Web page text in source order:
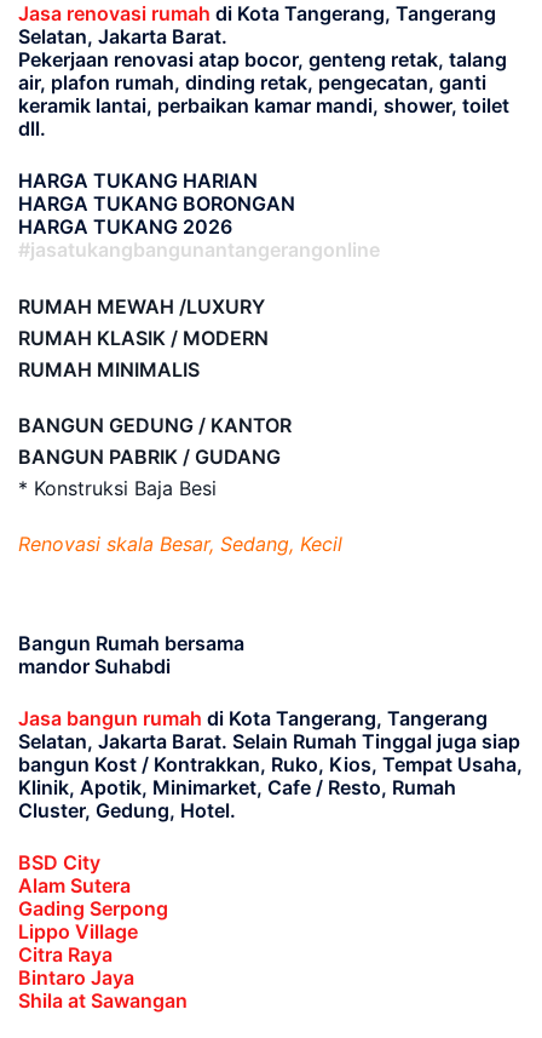
Jasa renovasi rumah di Kota Tangerang, Tangerang
Selatan, Jakarta Barat.
Pekerjaan renovasi atap bocor, genteng retak, talang
air, plafon rumah, dinding retak, pengecatan, ganti
keramik lantai, perbaikan kamar mandi, shower, toilet
dll.
HARGA TUKANG HARIAN
HARGA TUKANG BORONGAN
HARGA TUKANG 2026
#jasatukangbangunantangerangonline
RUMAH MEWAH /LUXURY
RUMAH KLASIK / MODERN
RUMAH MINIMALIS
BANGUN GEDUNG / KANTOR
BANGUN PABRIK / GUDANG
* Konstruksi Baja Besi
Renovasi skala Besar, Sedang, Kecil
Bangun Rumah bersama
mandor Suhabdi
Jasa bangun rumah di Kota Tangerang, Tangerang
Selatan, Jakarta Barat. Selain Rumah Tinggal juga siap
bangun Kost / Kontrakkan, Ruko, Kios, Tempat Usaha,
Klinik, Apotik, Minimarket, Cafe / Resto, Rumah
Cluster, Gedung, Hotel.
BSD City
Alam Sutera
Gading Serpong
Lippo Village
Citra Raya
Bintaro Jaya
Shila at Sawangan